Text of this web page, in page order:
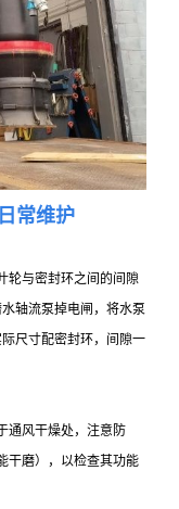
日常维护
轮与密封环之间的间隙
轴流泵掉电闸，将水泵
尺寸配密封环，间隙一
通风干燥处，注意防
干磨），以检查其功能